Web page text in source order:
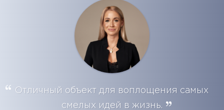
Отличный объект для воплощения самых
смелых идей в жизнь.